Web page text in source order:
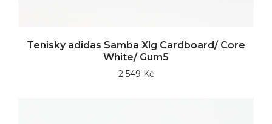
Tenisky adidas Samba Xlg Cardboard/ Core
White/ Gum5
2 549 Kč